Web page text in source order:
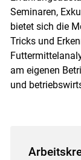
Seminaren,
bietet sich die
Tricks und
am eigenen
und